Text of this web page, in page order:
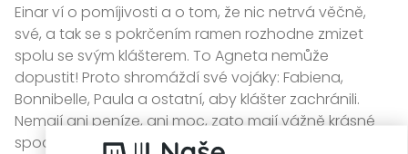
Einar ví o pomíjivosti a o tom, že nic netrvá věčně,
své, a tak se s pokrčením ramen rozhodne zmizet
spolu se svým klášterem. To Agneta nemůže
dopustit! Proto shromáždí své vojáky: Fabiena,
Bonnibelle, Paula a ostatní, aby klášter zachránili.
Nemají ani peníze, ani moc, zato mají vážně krásné
spodní prádlo.